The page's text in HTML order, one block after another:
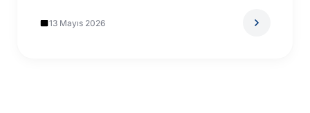
13 Mayıs 2026